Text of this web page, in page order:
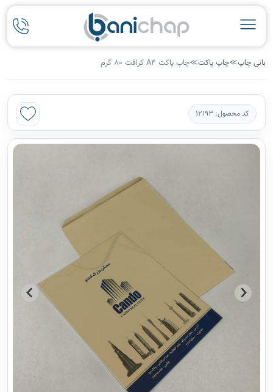
بانی چاپ≫چاپ پاکت≫چاپ پاکت A4 کرافت 80 گرم
کد محصول: 12193